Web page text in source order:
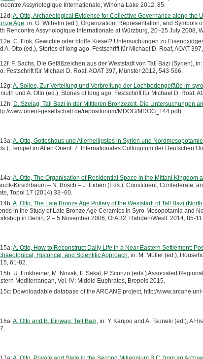
Assyriologique Internationale, Winona Lake 2012, 85.
A. Otto, Archaeological Evidence for Collective Governance along the
Age, in: G. Wilhelm (ed.), Organization, Representation, and Symbols
Rencontre Assyriologique Internationale at Würzburg, 20–25 July 2008,
C. Fink, Gewichte oder bloße Kiesel? Untersuchungen zu
A. Otto (ed.), Stories of long ago. Festschrift für Michael D. Roaf, AOAT
F. Sachs, Die Gefäßzeichen aus der Weststadt von Tall Bazi (Syrien),
Festschrift für Michael D. Roaf, AOAT 397, Münster 2012, 543-566.
A. Sollee, Zur Verteilung und Verbreitung der Lochbodengefäße im
und A. Otto (ed.), Stories of long ago. Festschrift für Michael D. Roaf,
D. Szelag, Tall Bazi in der Mittleren Bronzezeit. Die Untersuchungen
www.orient-gesellschaft.de/repositorium/MDOG/MDOG_144.pdf)
A. Otto, Gotteshaus und Allerheiligstes in Syrien und
Tempel im Alten Orient. 7. Internationales Colloquium der Deutschen
A. Otto, The Organisation of Residential Space in the Mittani Kingdom
Kirschbaum – N. Brisch – J. Eidem (Eds.), Constituent, Confederate,
Topoi 17 (2014) 33–60.
A. Otto, The Late Bronze Age Pottery of the Weststadt of Tall Bazi
in the Study of Late Bronze Age Ceramics in Syro-Mesopotamia and
in Berlin, 2 – 5 November 2006, OrA 32, Rahden/Westf. 2014, 85-
A. Otto, How to Reconstruct Daily Life in a Near Eastern Settlement:
Historical, and Scientific Approach, in: M. Müller (ed.),
61-82.
U. Finkbeiner, M. Novak, F. Sakal, P. Sconzo (eds.) Associated
Mediterranean, Vol. IV: Middle Euphrates, Brepols 2015.
Downloadable database of the ARCANE project, http://
A. Otto and B. Einwag, Tell Bazi, in: Y. Kanjou and A. Tsuneki (ed.), A